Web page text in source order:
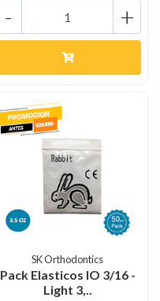
+
-
SK Orthodontics
Pack Elasticos IO 3/16 -
Light 3,..